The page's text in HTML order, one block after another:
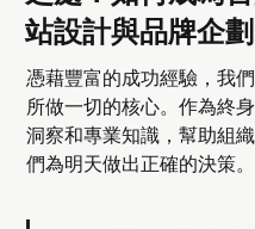
站設計與品牌企
憑藉豐富的成功經驗，我
所做一切的核心。作為終
洞察和專業知識，幫助組
們為明天做出正確的決策。